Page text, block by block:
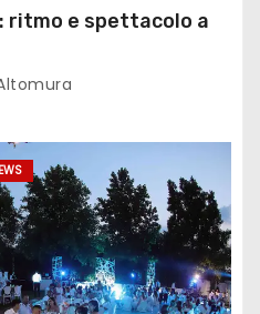
e spettacolo a